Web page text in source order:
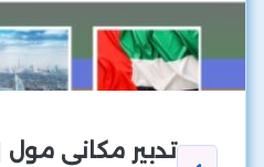
تدبير مكاني